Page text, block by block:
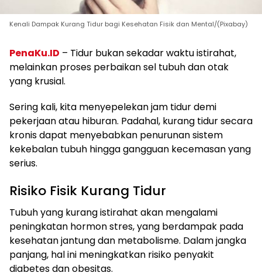
Kenali Dampak Kurang Tidur bagi Kesehatan Fisik dan Mental/(Pixabay)
PenaKu.ID – Tidur bukan sekadar waktu istirahat,
melainkan proses perbaikan sel tubuh dan otak
yang krusial.
Sering kali, kita menyepelekan jam tidur demi
pekerjaan atau hiburan. Padahal, kurang tidur secara
kronis dapat menyebabkan penurunan sistem
kekebalan tubuh hingga gangguan kecemasan yang
serius.
Risiko Fisik Kurang Tidur
Tubuh yang kurang istirahat akan mengalami
peningkatan hormon stres, yang berdampak pada
kesehatan jantung dan metabolisme. Dalam jangka
panjang, hal ini meningkatkan risiko penyakit
diabetes dan obesitas.